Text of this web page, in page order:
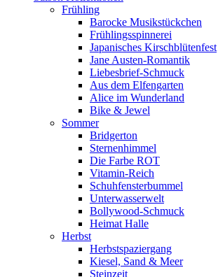
Frühling
Barocke Musikstückchen
Frühlingsspinnerei
Japanisches Kirschblütenfest
Jane Austen-Romantik
Liebesbrief-Schmuck
Aus dem Elfengarten
Alice im Wunderland
Bike & Jewel
Sommer
Bridgerton
Sternenhimmel
Die Farbe ROT
Vitamin-Reich
Schuhfensterbummel
Unterwasserwelt
Bollywood-Schmuck
Heimat Halle
Herbst
Herbstspaziergang
Kiesel, Sand & Meer
Steinzeit